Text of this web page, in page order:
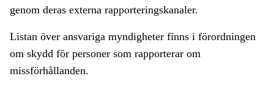
genom deras externa rapporteringskanaler.
Listan över ansvariga myndigheter finns i förordningen
om skydd för personer som rapporterar om
missförhållanden.